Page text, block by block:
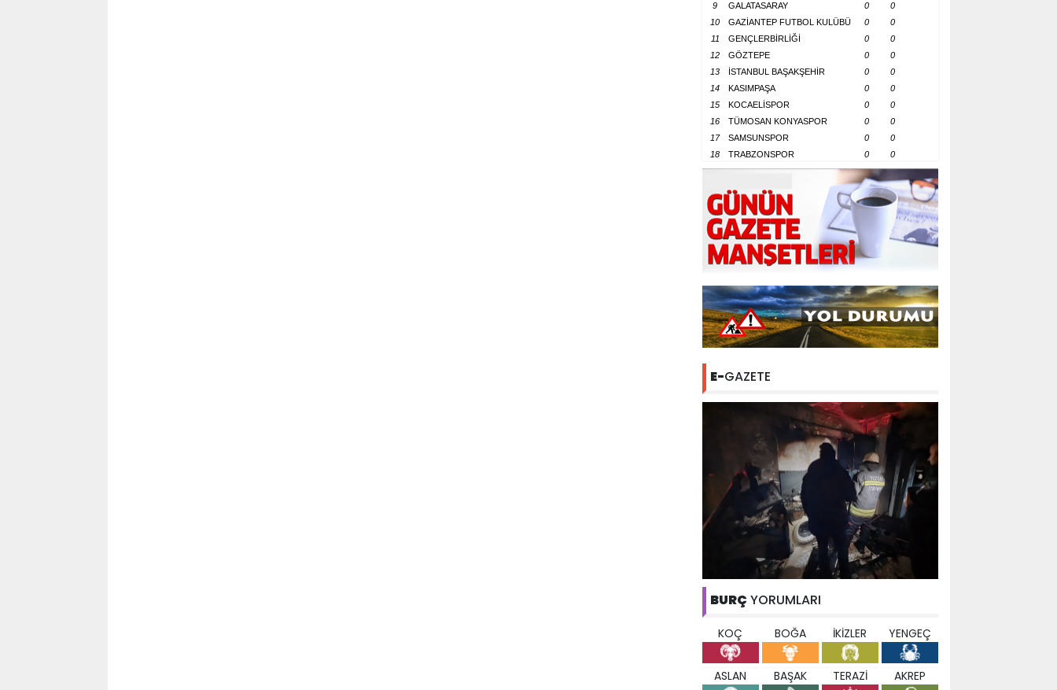
9
GALATASARAY 0
0
10
GAZİANTEP FUTBOL KULÜBÜ 0
0
11
GENÇLERBİRLİĞİ 0
0
12
GÖZTEPE 0
0
13
İSTANBUL BAŞAKŞEHİR 0
0
14
KASIMPAŞA 0
0
15
KOCAELİSPOR 0
0
16
TÜMOSAN KONYASPOR 0
0
17
SAMSUNSPOR 0
0
18
TRABZONSPOR 0 0
E-GAZETE
BURÇ YORUMLARI
KOÇ BOĞA İKİZLER YENGEÇ
ASLAN BAŞAK TERAZİ AKREP